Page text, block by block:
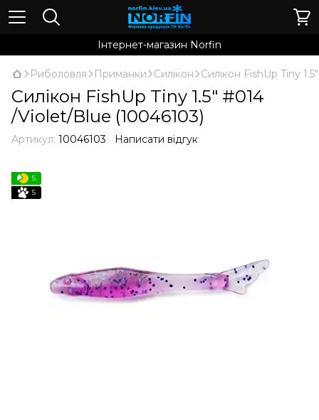
Інтернет-магазин Norfin
Риболовля Приманки Силікон Силікон FishUp Tiny
Силікон FishUp Tiny 1.5" #014
/Violet/Blue (10046103)
Артикул: 10046103 Написати відгук
5
5